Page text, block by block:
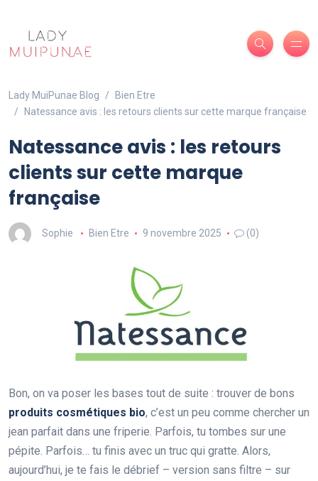
Lady MuiPunae Blog
Bien Etre
Natessance avis : les retours clients sur cette marque française
Natessance avis : les retours
clients sur cette marque
française
Sophie Bien Etre 9 novembre 2025 (0)
Bon, on va poser les bases tout de suite : trouver de bons
produits cosmétiques bio, c’est un peu comme chercher un
jean parfait dans une friperie. Parfois, tu tombes sur une
pépite. Parfois… tu finis avec un truc qui gratte. Alors,
aujourd’hui, je te fais le débrief – version sans filtre – sur